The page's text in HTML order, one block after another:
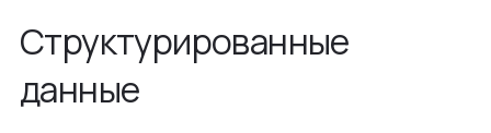
Структурированные
данные